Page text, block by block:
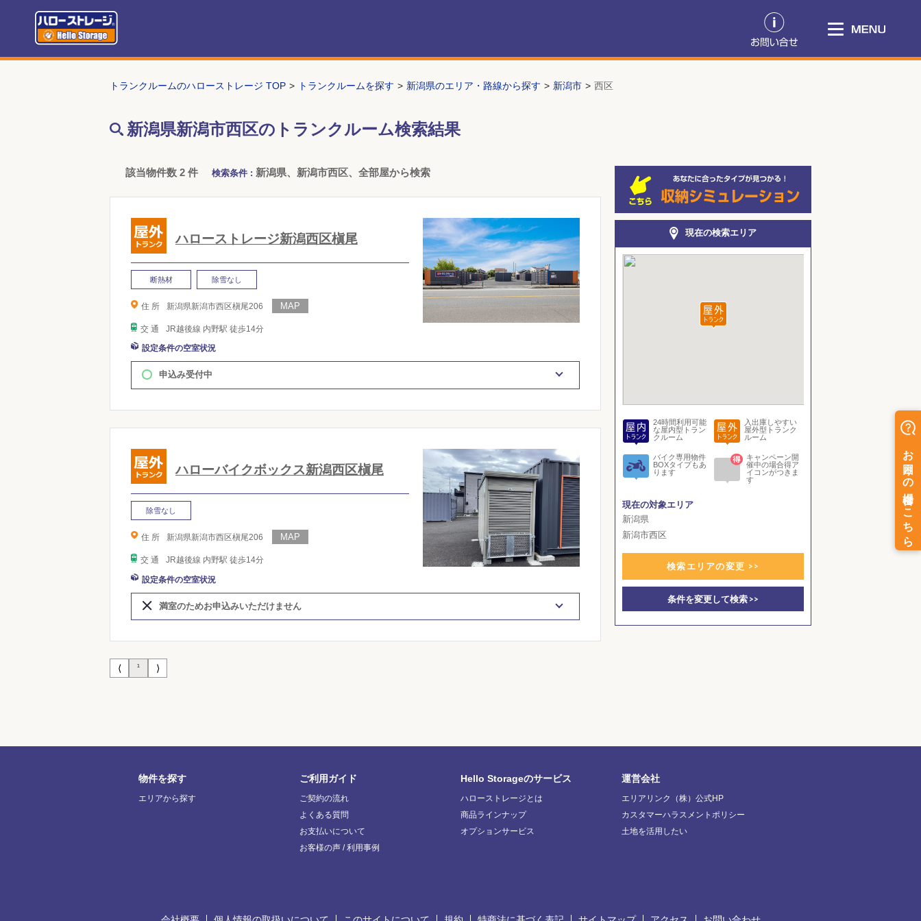
トランクルームのハローストレージ TOP トランクルームを探す 新潟県のエリア・路線から探す 新潟市 西区
新潟県新潟市西区のトランクルーム検索結果
該当物件数 2 件 検索条件 :新潟県、新潟市西区、全部屋から検索
ハローストレージ新潟西区槇尾
断熱材 除雪なし
住 所 新潟県新潟市西区槇尾206
交 通
JR越後線 内野駅 徒歩14分
設定条件の空室状況
申込み受付中
ハローバイクボックス新潟西区槇尾
除雪なし
住 所 新潟県新潟市西区槇尾206
交 通 JR越後線 内野駅 徒歩14分
設定条件の空室状況
満室のためお申込みいただけません
⟨ 1 ⟩
現在の検索エリア
24時間利用可能
な屋内型トラン
クルーム
入出庫しやすい
屋外型トランク
ルーム
バイク専用物件
BOXタイプもあ
ります
キャンペーン開
催中の場合得ア
イコンがつきま
す
現在の対象エリア
新潟県
新潟市西区
検索エリアの変更 >>
条件を変更して検索 >>
物件を探す
エリアから探す
ご利用ガイド
ご契約の流れ
よくある質問
お支払いについて
お客様の声 / 利用事例
Hello Storageのサービス
ハローストレージとは
商品ラインナップ
オプションサービス
運営会社
エリアリンク（株）公式HP
カスタマーハラスメントポリシー
土地を活用したい